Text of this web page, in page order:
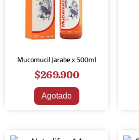
Mucomucil Jarabe x 500ml
$269.900
Agotado